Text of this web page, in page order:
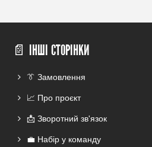
📄 ІНШІ СТОРІНКИ
👔 Замовлення
📈 Про проєкт
📩 Зворотний зв'язок
💼 Набір у команду